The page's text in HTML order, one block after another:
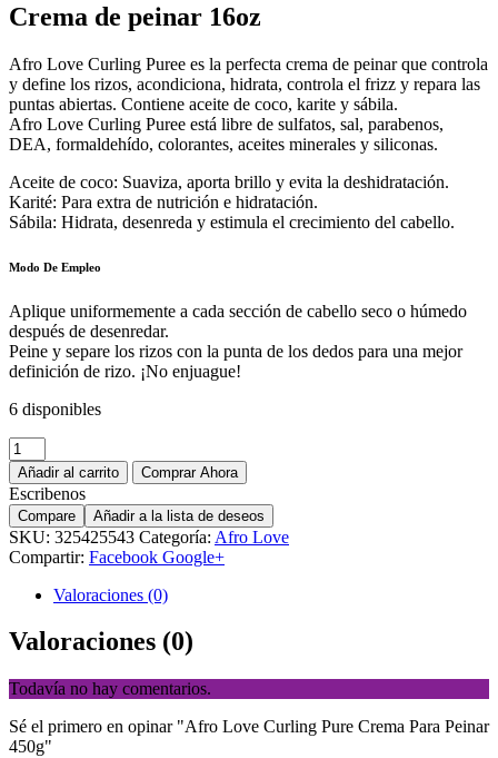
Crema de peinar 16oz
Afro Love Curling Puree es la perfecta crema de peinar que controla
y define los rizos, acondiciona, hidrata, controla el frizz y repara las
puntas abiertas. Contiene aceite de coco, karite y sábila.
Afro Love Curling Puree está libre de sulfatos, sal, parabenos,
DEA, formaldehído, colorantes, aceites minerales y siliconas.
Aceite de coco: Suaviza, aporta brillo y evita la deshidratación.
Karité: Para extra de nutrición e hidratación.
Sábila: Hidrata, desenreda y estimula el crecimiento del cabello.
Modo De Empleo
Aplique uniformemente a cada sección de cabello seco o húmedo
después de desenredar.
Peine y separe los rizos con la punta de los dedos para una mejor
definición de rizo. ¡No enjuague!
6 disponibles
Añadir al carrito Comprar Ahora
Escribenos
Compare Añadir a la lista de deseos
SKU: 325425543 Categoría: Afro Love
Compartir: Facebook Google+
Valoraciones (0)
Valoraciones (0)
Todavía no hay comentarios.
Sé el primero en opinar "Afro Love Curling Pure Crema Para Peinar
450g"